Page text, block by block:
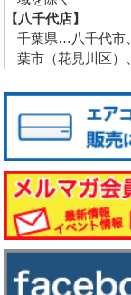
【八千代店】
千葉県…八千代市
葉市（花見川区）